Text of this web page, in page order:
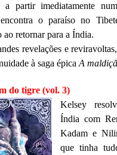
a partir imediatamente
o paraíso no
ao retornar para a Índia.
revelações e
à saga épica A
do tigre (vol. 3)
Kelsey
Índia com
Kadam e
que tinha